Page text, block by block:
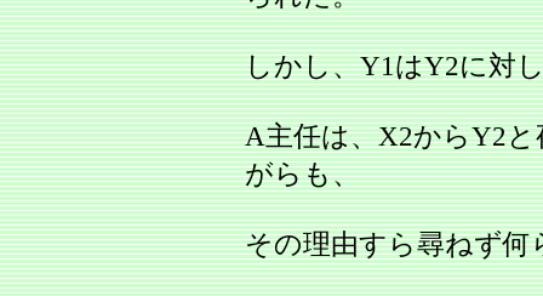
しかし、Y1はY2に対
A主任は、X2からY2
がらも、
その理由すら尋ねず何